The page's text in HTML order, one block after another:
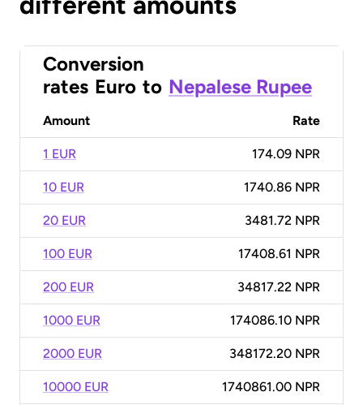
Conversion
rates Euro to Nepalese Rupee
Amount Rate
1 EUR 174.09 NPR
10 EUR 1740.86 NPR
20 EUR 3481.72 NPR
100 EUR 17408.61 NPR
200 EUR 34817.22 NPR
1000 EUR 174086.10 NPR
2000 EUR 348172.20 NPR
10000 EUR 1740861.00 NPR